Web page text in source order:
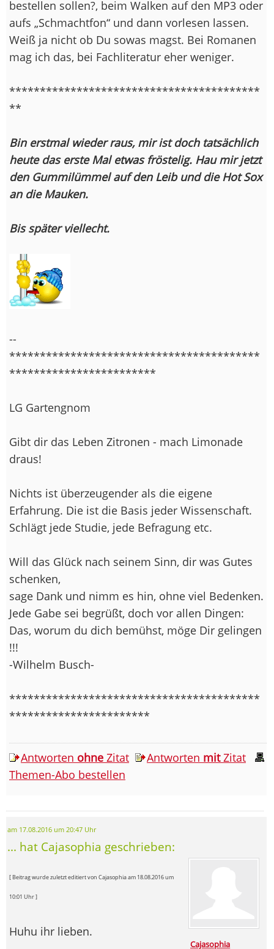
bestellen sollen?, beim Walken auf den MP3 oder
aufs „Schmachtfon“ und dann vorlesen lassen.
Weiß ja nicht ob Du sowas magst. Bei Romanen
mag ich das, bei Fachliteratur eher weniger.
*****************************************
**
Bin erstmal wieder raus, mir ist doch tatsächlich
heute das erste Mal etwas fröstelig. Hau mir jetzt
den Gummilümmel auf den Leib und die Hot Sox
an die Mauken.
Bis später viellecht.
--
*****************************************
************************
LG Gartengnom
Gibt dir das Leben Zitronen - mach Limonade
draus!
Nichts ist überzeugender als die eigene
Erfahrung. Die ist die Basis jeder Wissenschaft.
Schlägt jede Studie, jede Befragung etc.
Will das Glück nach seinem Sinn, dir was Gutes
schenken,
sage Dank und nimm es hin, ohne viel Bedenken.
Jede Gabe sei begrüßt, doch vor allen Dingen:
Das, worum du dich bemühst, möge Dir gelingen
!!!
-Wilhelm Busch-
*****************************************
***********************
Antworten ohne Zitat Antworten mitZitat
Themen-Abo bestellen
am 17.08.2016 um 20:47 Uhr
... hat Cajasophia geschrieben:
Cajasophia
[ Beitrag wurde zuletzt editiert von Cajasophia am 18.08.2016 um
10:01 Uhr ]
Huhu ihr lieben.